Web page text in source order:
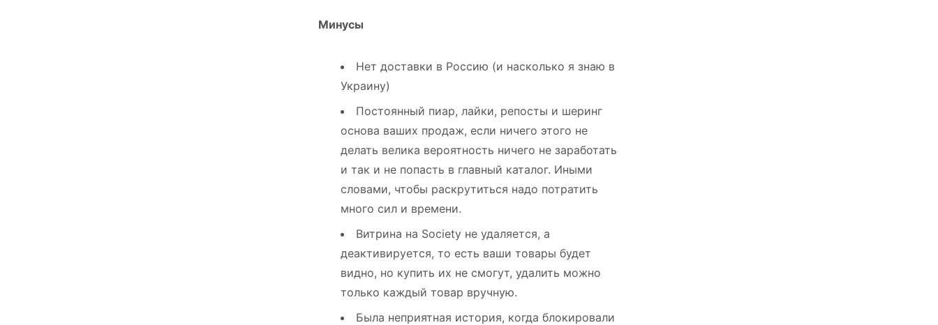
Минусы
Нет доставки в Россию (и насколько я знаю в
Украину)
Постоянный пиар, лайки, репосты и шеринг
основа ваших продаж, если ничего этого не
делать велика вероятность ничего не заработать
и так и не попасть в главный каталог. Иными
словами, чтобы раскрутиться надо потратить
много сил и времени.
Витрина на Society не удаляется, а
деактивируется, то есть ваши товары будет
видно, но купить их не смогут, удалить можно
только каждый товар вручную.
Была неприятная история, когда блокировали